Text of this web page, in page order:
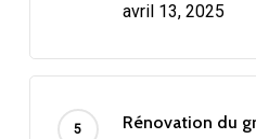
avril 13, 2025
Rénovation du